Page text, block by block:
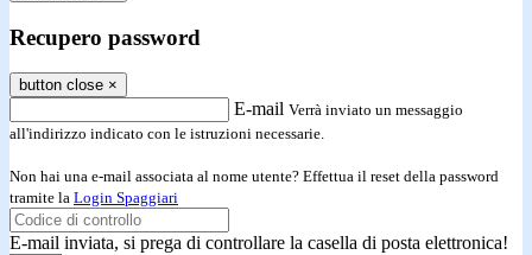
Recupero password
button close ×
E-mail Verrà inviato un messaggio
all'indirizzo indicato con le istruzioni necessarie.
Non hai una e-mail associata al nome utente? Effettua il reset della password
tramite la Login Spaggiari
E-mail inviata, si prega di controllare la casella di posta elettronica!